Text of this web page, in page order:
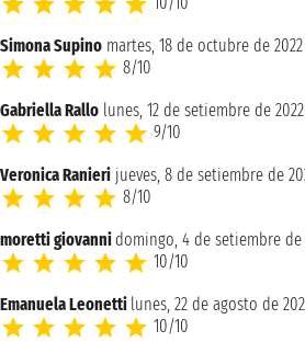
Simona Supino martes, 18 de octubre de 2022
8/10
Gabriella Rallo lunes, 12 de setiembre de 2022
9/10
Veronica Ranieri jueves, 8 de setiembre de
8/10
moretti giovannidomingo, 4 de setiembre de
10/10
Emanuela Leonetti lunes, 22 de agosto de
10/10